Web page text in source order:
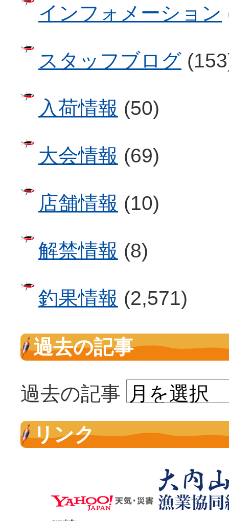
インフォメーション
スタッフブログ
入荷情報 (50)
大会情報 (69)
店舗情報 (10)
解禁情報 (8)
釣果情報 (2,571)
過去の記事
過去の記事
リンク